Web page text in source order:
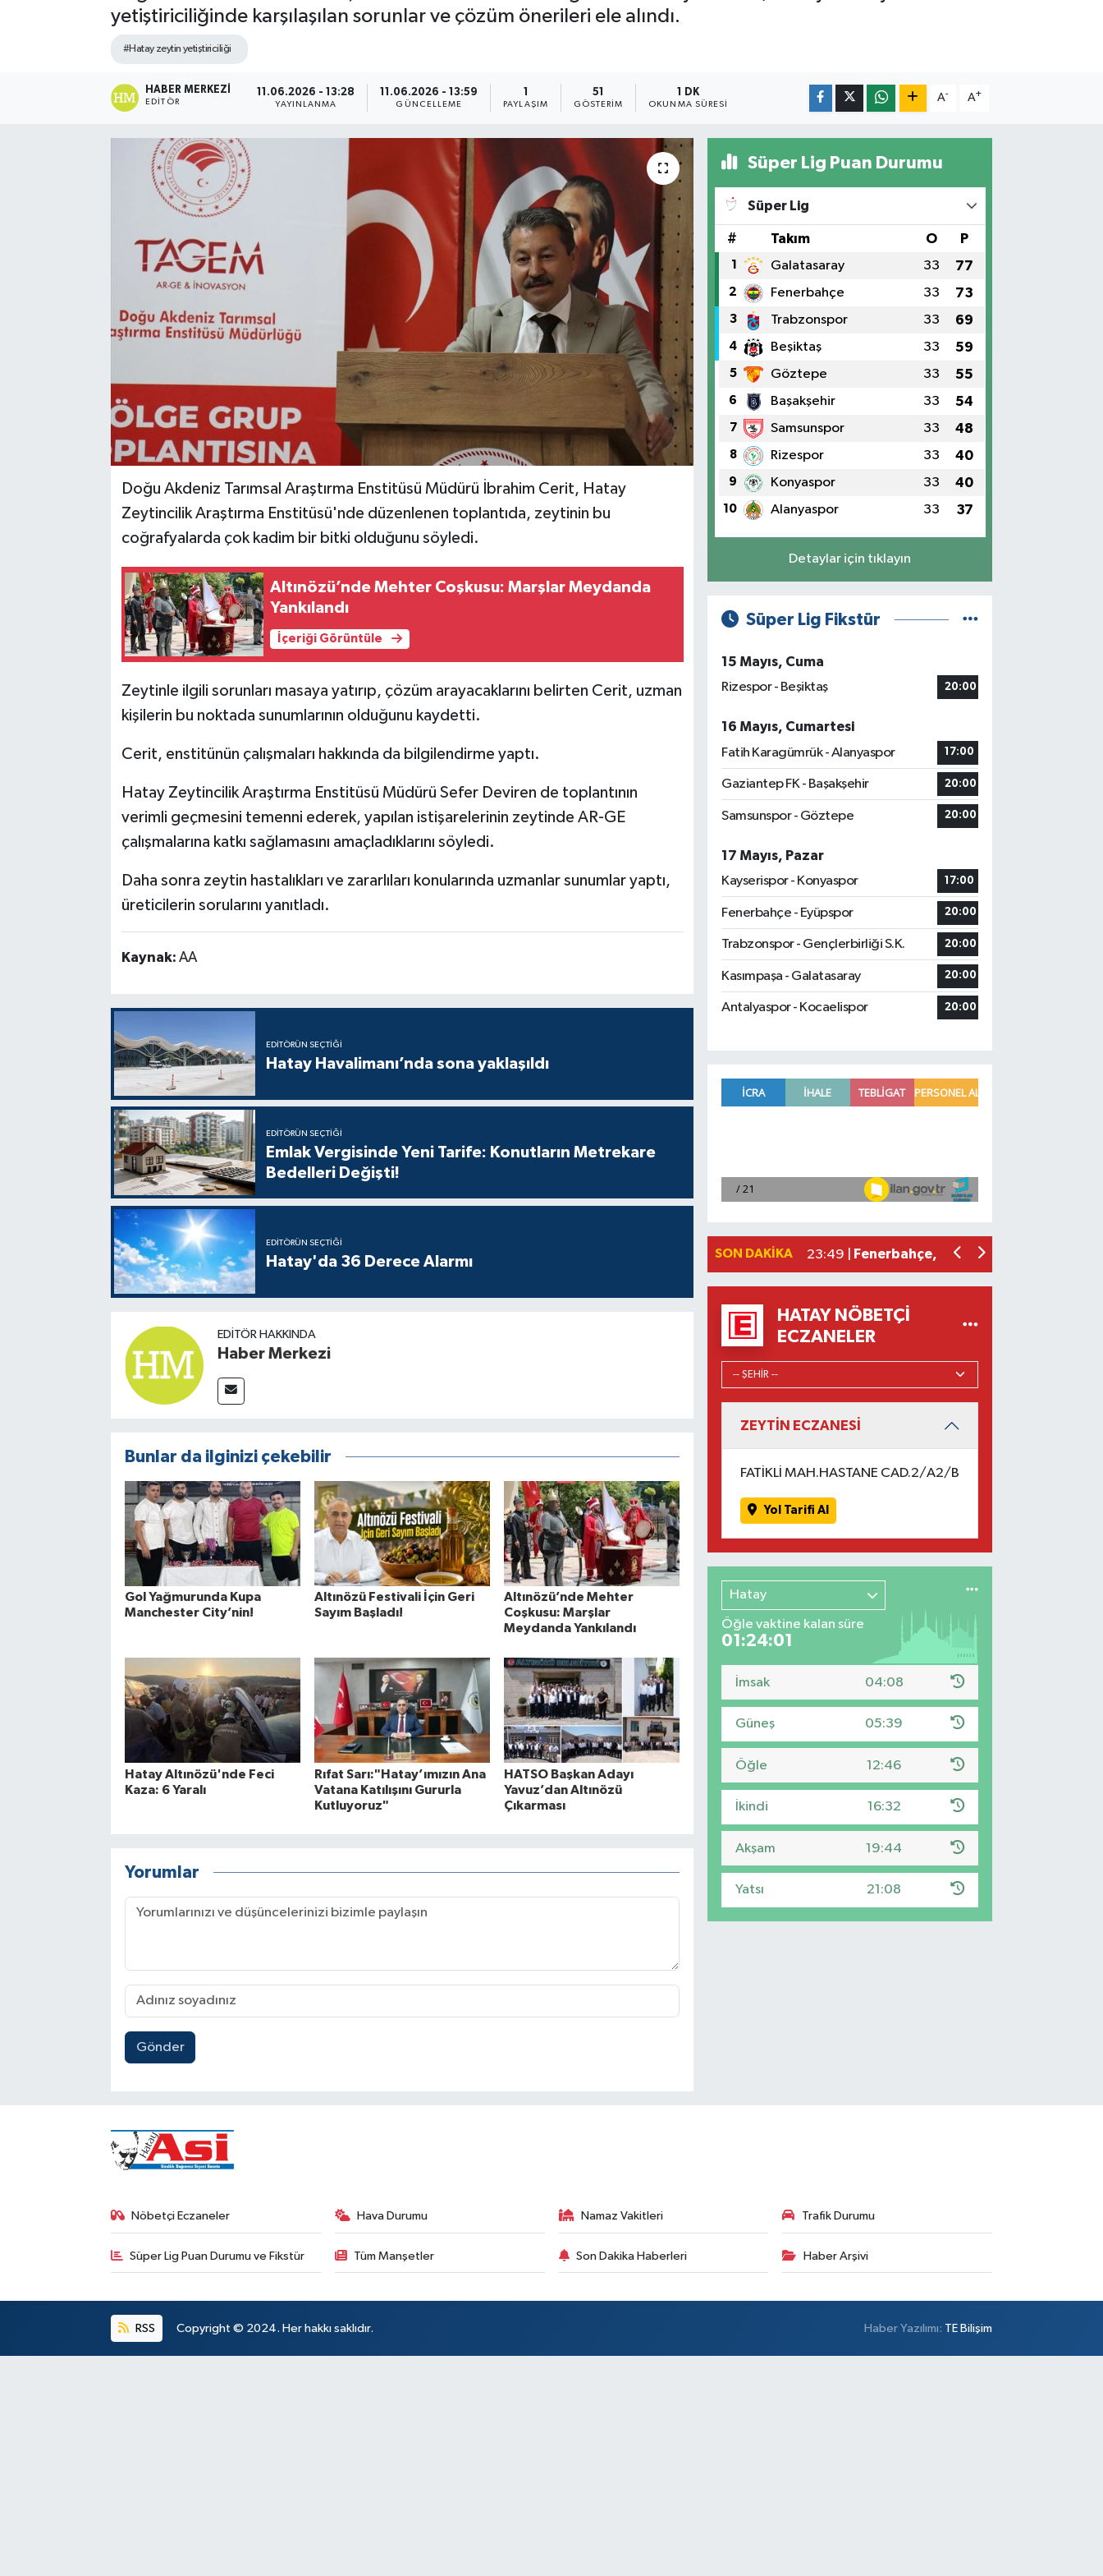
yetiştiriciliğinde karşılaşılan sorunlar ve çözüm önerileri ele alındı.
#Hatay zeytin yetiştiriciliği
HABER MERKEZI
EDITÖR
11.06.2026 - 13:28
YAYINLANMA
11.06.2026 - 13:59
GÜNCELLEME
1
PAYLAŞIM
51
GÖSTERIM
1 DK
OKUNMA SÜRESI
A- A+
Doğu Akdeniz Tarımsal Araştırma Enstitüsü Müdürü İbrahim Cerit, Hatay
Zeytincilik Araştırma Enstitüsü'nde düzenlenen toplantıda, zeytinin bu
coğrafyalarda çok kadim bir bitki olduğunu söyledi.
Altınözü’nde Mehter Coşkusu: Marşlar Meydanda
Yankılandı
İçeriği Görüntüle
Zeytinle ilgili sorunları masaya yatırıp, çözüm arayacaklarını belirten Cerit, uzman
kişilerin bu noktada sunumlarının olduğunu kaydetti.
Cerit, enstitünün çalışmaları hakkında da bilgilendirme yaptı.
Hatay Zeytincilik Araştırma Enstitüsü Müdürü Sefer Deviren de toplantının
verimli geçmesini temenni ederek, yapılan istişarelerinin zeytinde AR-GE
çalışmalarına katkı sağlamasını amaçladıklarını söyledi.
Daha sonra zeytin hastalıkları ve zararlıları konularında uzmanlar sunumlar yaptı,
üreticilerin sorularını yanıtladı.
Kaynak: AA
EDITÖRÜN SEÇTIĞI
Hatay Havalimanı’nda sona yaklaşıldı
EDITÖRÜN SEÇTIĞI
Emlak Vergisinde Yeni Tarife: Konutların Metrekare
Bedelleri Değişti!
EDITÖRÜN SEÇTIĞI
Hatay'da 36 Derece Alarmı
EDITÖR HAKKINDA
Haber Merkezi
Bunlar da ilginizi çekebilir
Gol Yağmurunda Kupa
Manchester City’nin!
Altınözü Festivali İçin Geri
Sayım Başladı!
Altınözü’nde Mehter
Coşkusu: Marşlar
Meydanda Yankılandı
Hatay Altınözü'nde Feci
Kaza: 6 Yaralı
Rıfat Sarı:"Hatay’ımızın Ana
Vatana Katılışını Gururla
Kutluyoruz"
HATSO Başkan Adayı
Yavuz’dan Altınözü
Çıkarması
Yorumlar
Gönder
Süper Lig Puan Durumu
Süper Lig
# Takım O P
1 Galatasaray 33 77
2 Fenerbahçe 33 73
3 Trabzonspor 33 69
4 Beşiktaş 33 59
5 Göztepe 33 55
6 Başakşehir 33 54
7 Samsunspor 33 48
8 Rizespor 33 40
9 Konyaspor 33 40
10 Alanyaspor 33 37
Detaylar için tıklayın
Süper Lig Fikstür
15 Mayıs, Cuma
Rizespor - Beşiktaş
20:00
16 Mayıs, Cumartesi
Fatih Karagümrük - Alanyaspor
17:00
Gaziantep FK - Başakşehir 20:00
Samsunspor - Göztepe 20:00
17 Mayıs, Pazar
Kayserispor - Konyaspor
17:00
Fenerbahçe - Eyüpspor 20:00
Trabzonspor - Gençlerbirliği S.K. 20:00
Kasımpaşa - Galatasaray 20:00
Antalyaspor - Kocaelispor 20:00
SON DAKIKA
Emlak Vergisinde Yeni Tarife:
23:49 |
Fenerbahçe, avantaj elde etti
HATAY NÖBETÇI
ECZANELER
ZEYTİN ECZANESİ
FATİKLİ MAH.HASTANE CAD.2/A2/B
Yol Tarifi Al
Hatay
Öğle vaktine kalan süre
01:24:00
İmsak 04:08
Güneş 05:39
Öğle 12:46
İkindi 16:32
Akşam 19:44
Yatsı 21:08
Nöbetçi Eczaneler Hava Durumu Namaz Vakitleri Trafik Durumu
Süper Lig Puan Durumu ve Fikstür Tüm Manşetler Son Dakika Haberleri Haber Arşivi
RSS Copyright © 2024. Her hakkı saklıdır. Haber Yazılımı: TE Bilişim